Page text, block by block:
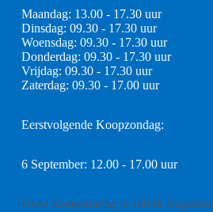
Maandag: 13.00 - 17.30 uur
Dinsdag: 09.30 - 17.30 uur
Woensdag: 09.30 - 17.30 uur
Donderdag: 09.30 - 17.30 uur
Vrijdag: 09.30 - 17.30 uur
Zaterdag: 09.30 - 17.00 uur
Eerstvolgende Koopzondag:
6 September: 12.00 - 17.00 uur
Geen Koopzondag in Juli & Augustus